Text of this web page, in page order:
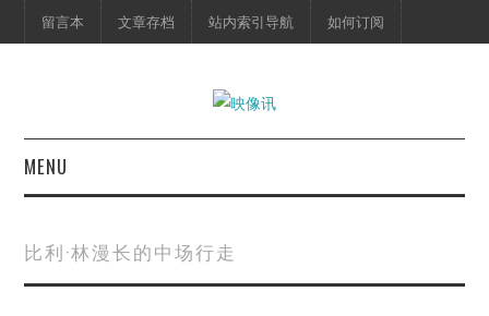
留言本 文章存档 站内索引导航 如何订阅
MENU
映像快讯
比利·林漫长的中场行走